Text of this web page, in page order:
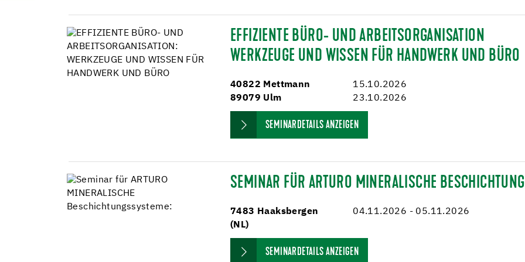
EFFIZIENTE BÜRO- UND ARBEITSORGANISATION
WERKZEUGE UND WISSEN FÜR HANDWERK UND BÜRO
40822 Mettmann
15.10.2026
89079 Ulm
23.10.2026
SEMINARDETAILS ANZEIGEN
SEMINAR FÜR ARTURO MINERALISCHE
7483 Haaksbergen
(NL)
04.11.2026 - 05.11.2026
SEMINARDETAILS ANZEIGEN